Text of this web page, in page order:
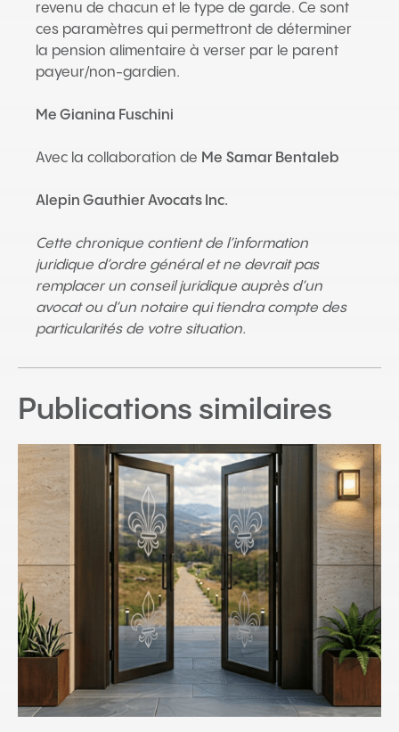
revenu de chacun et le type de garde. Ce sont
ces paramètres qui permettront de déterminer
la pension alimentaire à verser par le parent
payeur/non-gardien.
Me Gianina Fuschini
Avec la collaboration de Me Samar Bentaleb
Alepin Gauthier Avocats Inc.
Cette chronique contient de l’information
juridique d’ordre général et ne devrait pas
remplacer un conseil juridique auprès d’un
avocat ou d’un notaire qui tiendra compte des
particularités de votre situation.
Publications similaires